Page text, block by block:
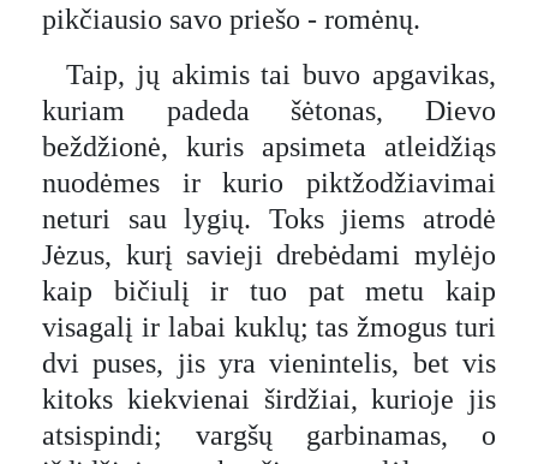
pikčiausio savo priešo - romėnų.
Taip, jų akimis tai buvo apgavikas,
kuriam padeda šėtonas, Dievo
beždžionė, kuris apsimeta atleidžiąs
nuodėmes ir kurio piktžodžiavimai
neturi sau lygių. Toks jiems atrodė
Jėzus, kurį savieji drebėdami mylėjo
kaip bičiulį ir tuo pat metu kaip
visagalį ir labai kuklų; tas žmogus turi
dvi puses, jis yra vienintelis, bet vis
kitoks kiekvienai širdžiai, kurioje jis
atsispindi; vargšų garbinamas, o